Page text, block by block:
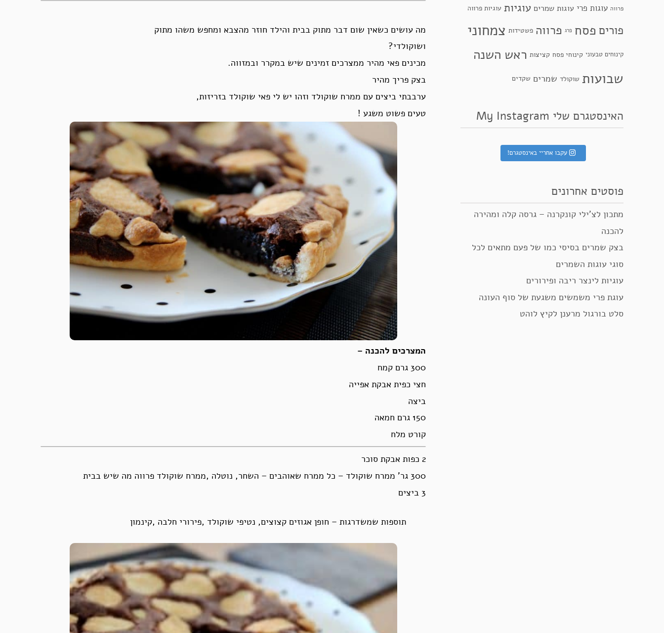
מה עושים כשאין שום דבר מתוק בבית והילד חוזר מהצבא ומחפש משהו מתוק
ושוקולדי?
מכינים פאי מהיר ממצרכים זמינים שיש במקרר ובמזווה.
בצק פריך מהיר
ערבבתי ביצים עם ממרח שוקולד וזהו יש לי פאי שוקולד בזריזות,
טעים פשוט משגע !
המצרכים להכנה –
300 גרם קמח
חצי כפית אבקת אפייה
ביצה
150 גרם חמאה
קורט מלח
2 כפות אבקת סוכר
300 גר’ ממרח שוקולד – כל ממרח שאוהבים – השחר, נוטלה ,ממרח שוקולד פרווה מה שיש בבית
3 ביצים
תוספות שמשדרגות – חופן אגוזים קצוצים, נטיפי שוקולד ,פירורי חלבה ,קינמון
פרווה עוגות פרי עוגות שמרים עוגיות עוגיות פרווה
פורים פסח פרג פרווה פשטידות צמחוני
קינוחים טבעוני קינוחי פסח קציצות ראש השנה
שבועות שוקולד שמרים שקדים
האינסטגרם שלי My Instagram
עקבו אחריי באינסטגרם!
פוסטים אחרונים
מתכון לצ’ילי קונקרנה – גרסה קלה ומהירה
להכנה
בצק שמרים בסיסי כמו של פעם מתאים לכל
סוגי עוגות השמרים
עוגיות לינצר ריבה ופירורים
עוגת פרי משמשים משגעת של סוף העונה
סלט בורגול מרענן לקיץ לוהט